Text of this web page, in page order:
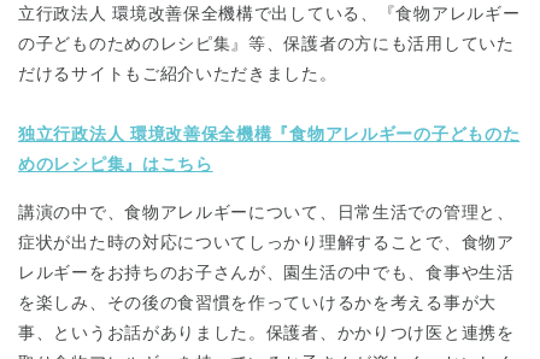
立行政法人 環境改善保全機構で出している、『食物アレルギー
の子どものためのレシピ集』等、保護者の方にも活用していた
だけるサイトもご紹介いただきました。
独立行政法人 環境改善保全機構『食物アレルギーの子どものた
めのレシピ集』はこちら
講演の中で、食物アレルギーについて、日常生活での管理と、
症状が出た時の対応についてしっかり理解することで、食物ア
レルギーをお持ちのお子さんが、園生活の中でも、食事や生活
を楽しみ、その後の食習慣を作っていけるかを考える事が大
事、というお話がありました。保護者、かかりつけ医と連携を